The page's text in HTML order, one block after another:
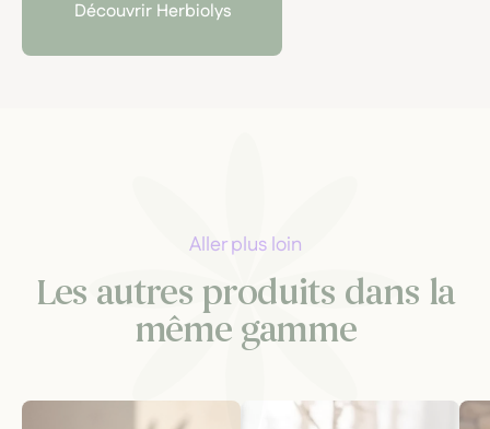
locales et engagement pour une santé naturelle
Découvrir Herbiolys
Aller plus loin
Les autres produits dans la
même gamme